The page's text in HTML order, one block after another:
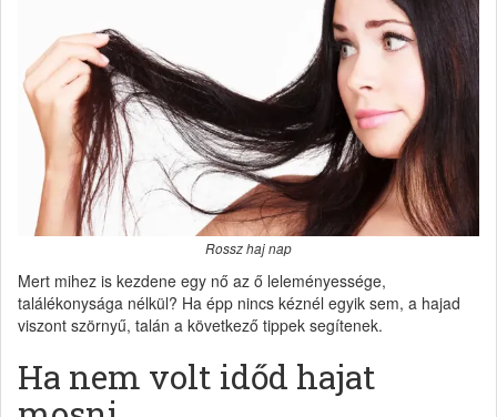
Rossz haj nap
Mert mihez is kezdene egy nő az ő leleményessége,
találékonysága nélkül? Ha épp nincs kéznél egyik sem, a hajad
viszont szörnyű, talán a következő tippek segítenek.
Ha nem volt időd hajat